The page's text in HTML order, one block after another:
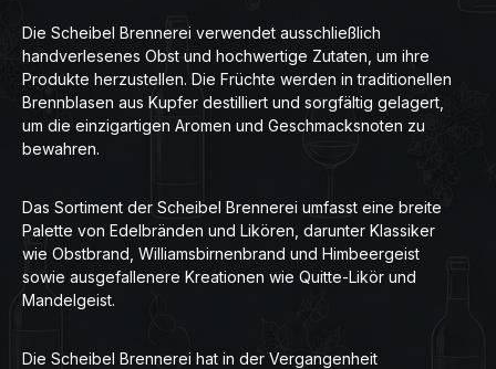
Die Scheibel Brennerei verwendet ausschließlich
handverlesenes Obst und hochwertige Zutaten, um ihre
Produkte herzustellen. Die Früchte werden in traditionellen
Brennblasen aus Kupfer destilliert und sorgfältig gelagert,
um die einzigartigen Aromen und Geschmacksnoten zu
bewahren.
Das Sortiment der Scheibel Brennerei umfasst eine breite
Palette von Edelbränden und Likören, darunter Klassiker
wie Obstbrand, Williamsbirnenbrand und Himbeergeist
sowie ausgefallenere Kreationen wie Quitte-Likör und
Mandelgeist.
Die Scheibel Brennerei hat in der Vergangenheit